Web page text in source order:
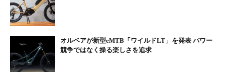
オルベアが新型eMTB「ワイルドLT」を発表 パワー
競争ではなく操る楽しさを追求